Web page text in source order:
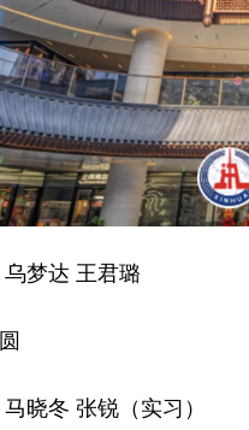
梦达 王君璐
冬 张锐（实习）